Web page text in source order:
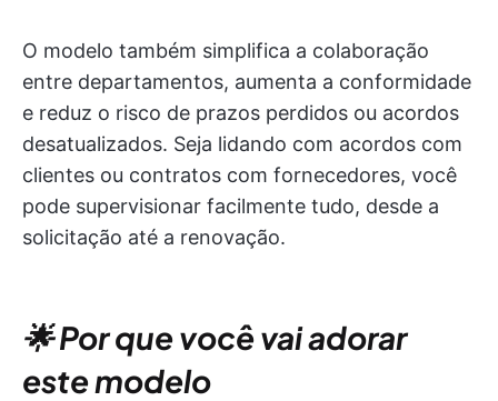
O modelo também simplifica a colaboração
entre departamentos, aumenta a conformidade
e reduz o risco de prazos perdidos ou acordos
desatualizados. Seja lidando com acordos com
clientes ou contratos com fornecedores, você
pode supervisionar facilmente tudo, desde a
solicitação até a renovação.
🌟 Por que você vai adorar
este modelo